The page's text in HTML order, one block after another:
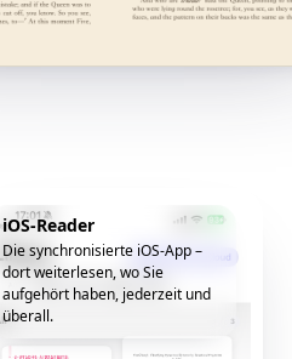
iOS-Reader
Die synchronisierte iOS-App –
dort weiterlesen, wo Sie
aufgehört haben, jederzeit und
überall.